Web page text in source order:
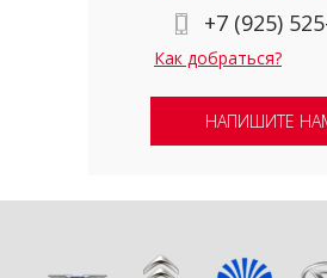
+7 (925)
Как добраться?
НАПИШИТЕ